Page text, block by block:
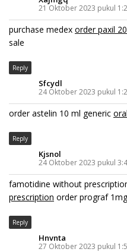
21 Oktober 2023 pukul
purchase medex order paxil
sale
Reply
Sfcydl
24 Oktober 2023 pukul
order astelin 10 ml generic
Reply
Kjsnol
24 Oktober 2023 pukul
famotidine without
prescription order prograf
Reply
Hnvnta
27 Oktober 2023 pukul